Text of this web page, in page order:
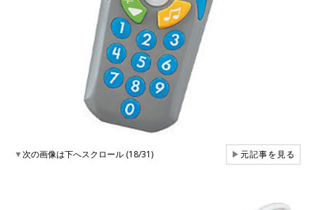
▼次の画像は下へスクロール (18/31) ▶元記事を見る